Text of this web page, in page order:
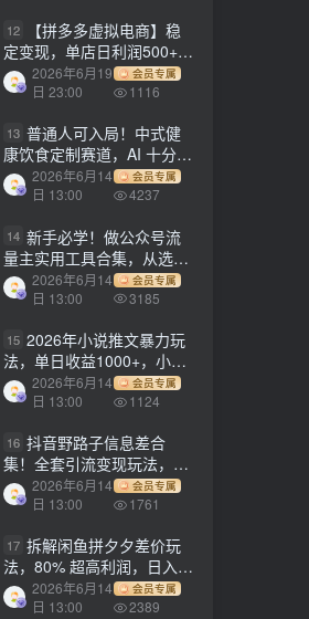
12
【拼多多虚拟电商】稳
定变现，单店日利润500+，
软件挂机全自动发货，轻松
实现月入1w+！
2026年6月19
日 23:00
会员专属
1116
13 普通人可入局！中式健
康饮食定制赛道，AI 十分钟
做爆款，变现超给力
2026年6月14
日 13:00
会员专属
4237
14 新手必学！做公众号流
量主实用工具合集，从选题
到变现，一篇搞定（新手必
备）
2026年6月14
日 13:00
会员专属
3185
15 2026年小说推文暴力玩
法，单日收益1000+，小白
看完即可上手
2026年6月14
日 13:00
会员专属
1124
16 抖音野路子信息差合
集！全套引流变现玩法，保
姆级拆解
2026年6月14
日 13:00
会员专属
1761
17 拆解闲鱼拼夕夕差价玩
法，80% 超高利润，日入轻
松过千2026年6月14
日 13:00
会员专属
2389